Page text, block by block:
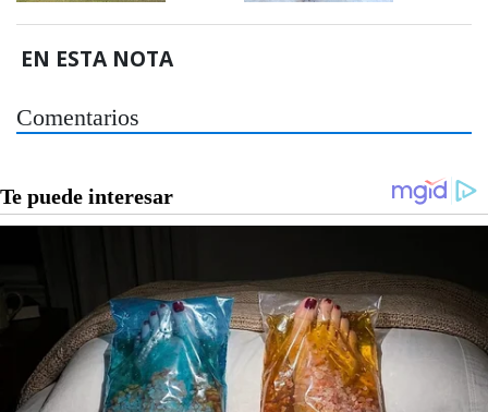
EN ESTA NOTA
Comentarios